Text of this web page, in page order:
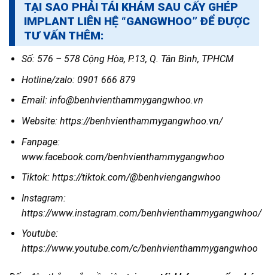
TẠI SAO PHẢI TÁI KHÁM SAU CẤY GHÉP
IMPLANT LIÊN HỆ “GANGWHOO” ĐỂ ĐƯỢC
TƯ VẤN THÊM:
Số: 576 – 578 Cộng Hòa, P.13, Q. Tân Bình, TPHCM
Hotline/zalo: 0901 666 879
Email: info@benhvienthammygangwhoo.vn
Website: https://benhvienthammygangwhoo.vn/
Fanpage:
www.facebook.com/benhvienthammygangwhoo
Tiktok: https://tiktok.com/@benhviengangwhoo
Instagram:
https://www.instagram.com/benhvienthammygangwhoo/
Youtube:
https://www.youtube.com/c/benhvienthammygangwhoo